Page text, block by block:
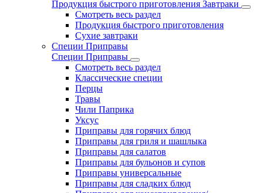
Продукция быстрого приготовления Завтраки
Смотреть весь раздел
Продукция быстрого приготовления
Сухие завтраки
Специи Приправы
Специи Приправы
Смотреть весь раздел
Классические специи
Перцы
Травы
Чили Паприка
Уксус
Приправы для горячих блюд
Приправы для гриля и шашлыка
Приправы для салатов
Приправы для бульонов и супов
Приправы универсальные
Приправы для сладких блюд